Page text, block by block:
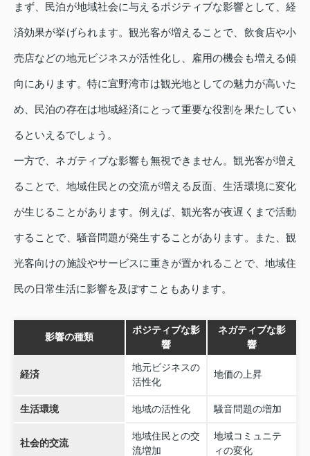
まず、民泊が地域社会に与えるポジティブな影響として、経
済効果が挙げられます。観光客が増えることで、飲食店や小
売店などの地元ビジネスが活性化し、雇用の機会も増える傾
向にあります。特に宜野湾市は観光地としての魅力が高いた
め、民泊の存在は地域経済にとって重要な役割を果たしてい
るといえるでしょう。
一方で、ネガティブな影響も無視できません。観光客が増え
ることで、地域住民との交流が増える反面、生活環境に変化
が生じることがあります。例えば、観光客が夜遅くまで活動
することで、騒音問題が発生することがあります。また、観
光客向けの施設やサービスに重きが置かれることで、地域住
民の日常生活に影響を及ぼすこともあります。
影響の種類
ポジティブな影
響
ネガティブな影
響
経済
地元ビジネスの
活性化
地価の上昇
生活環境 地域の活性化 騒音問題の増加
社会的交流
地域住民との交
流増加
地域コミュニテ
ィの変化